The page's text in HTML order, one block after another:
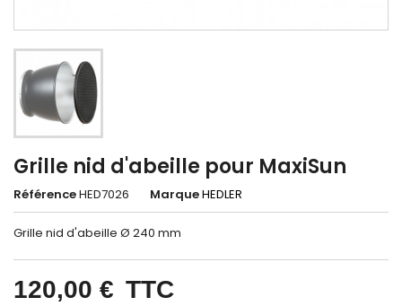
Grille nid d'abeille pour MaxiSun
RéférenceHED7026 MarqueHEDLER
Grille nid d'abeille Ø 240 mm
120,00 € TTC